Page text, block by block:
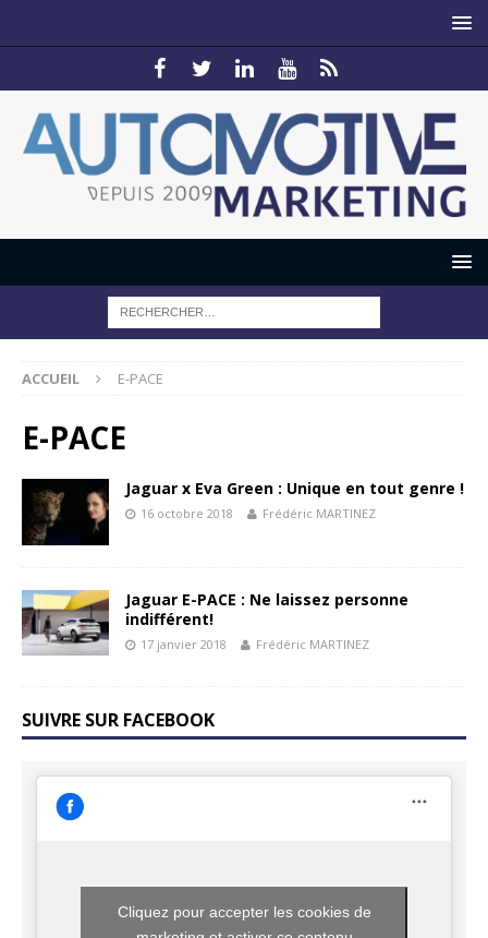
ACCUEIL E-PACE
E-PACE
Jaguar x Eva Green : Unique en tout genre !
16 octobre 2018 Frédéric MARTINEZ
Jaguar E-PACE : Ne laissez personne
indifférent!
17 janvier 2018 Frédéric MARTINEZ
SUIVRE SUR FACEBOOK
Cliquez pour accepter les cookies de